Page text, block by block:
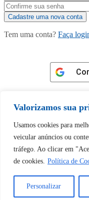
Valorizamos sua
Usamos cookies para
veicular anúncios ou
tráfego. Ao clicar em
de cookies. Política de
Personalizar
Tem uma conta? Faça
Tem